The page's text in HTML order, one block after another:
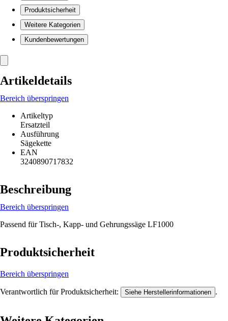
Produktsicherheit
Weitere Kategorien
Kundenbewertungen
Artikeldetails
Bereich überspringen
Artikeltyp
Ersatzteil
Ausführung
Sägekette
EAN
3240890717832
Beschreibung
Bereich überspringen
Passend für Tisch-, Kapp- und Gehrungssäge LF1000
Produktsicherheit
Bereich überspringen
Verantwortlich für Produktsicherheit: Siehe Herstellerinformationen .